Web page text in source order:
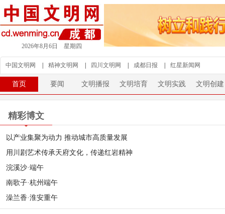
2026年8月6日 星期四
中国文明网 精神文明网 四川文明网 成都日报 红星新闻网
首页 要闻 文明播报 文明培育 文明实践 文明创建
精彩博文
以产业集聚为动力 推动城市高质量发展
用川剧艺术传承天府文化，传递红岩精神
浣溪沙·端午
南歌子·杭州端午
澡兰香·淮安重午